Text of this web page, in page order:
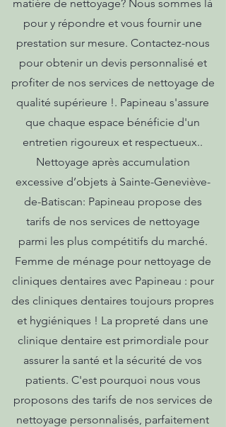
matière de nettoyage? Nous sommes là
pour y répondre et vous fournir une
prestation sur mesure. Contactez-nous
pour obtenir un devis personnalisé et
profiter de nos services de nettoyage de
qualité supérieure !. Papineau s'assure
que chaque espace bénéficie d'un
entretien rigoureux et respectueux..
Nettoyage après accumulation
excessive d’objets à Sainte-Geneviève-
de-Batiscan: Papineau propose des
tarifs de nos services de nettoyage
parmi les plus compétitifs du marché.
Femme de ménage pour nettoyage de
cliniques dentaires avec Papineau : pour
des cliniques dentaires toujours propres
et hygiéniques ! La propreté dans une
clinique dentaire est primordiale pour
assurer la santé et la sécurité de vos
patients. C'est pourquoi nous vous
proposons des tarifs de nos services de
nettoyage personnalisés, parfaitement